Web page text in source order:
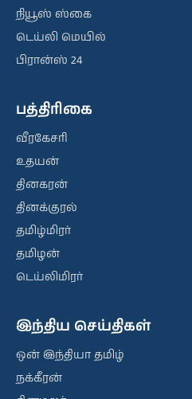
நியூஸ் ஸ்கை
டெய்லி மெயில்
பிரான்ஸ் 24
பத்திரிகை
வீரகேசரி
உதயன்
தினகரன்
தினக்குரல்
தமிழ்மிரர்
தமிழன்
டெய்லிமிரர்
இந்திய செய்திகள்
ஒன் இந்தியா தமிழ்
நக்கீரன்